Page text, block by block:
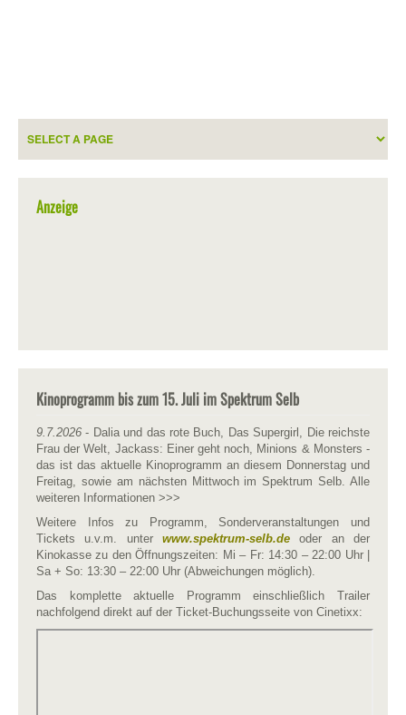
Anzeige
Kinoprogramm bis zum 15. Juli im Spektrum Selb
9.7.2026 - Dalia und das rote Buch, Das Supergirl, Die reichste
Frau der Welt, Jackass: Einer geht noch, Minions & Monsters -
das ist das aktuelle Kinoprogramm an diesem Donnerstag und
Freitag, sowie am nächsten Mittwoch im Spektrum Selb. Alle
weiteren Informationen >>>
Weitere Infos zu Programm, Sonderveranstaltungen und
Tickets u.v.m. unter www.spektrum-selb.de oder an der
Kinokasse zu den Öffnungszeiten: Mi – Fr: 14:30 – 22:00 Uhr |
Sa + So: 13:30 – 22:00 Uhr (Abweichungen möglich).
Das komplette aktuelle Programm einschließlich Trailer
nachfolgend direkt auf der Ticket-Buchungsseite von Cinetixx: